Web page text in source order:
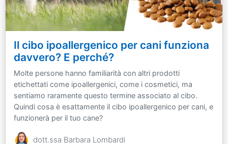
Il cibo ipoallergenico per cani funziona
davvero? E perché?
Molte persone hanno familiarità con altri prodotti
etichettati come ipoallergenici, come i cosmetici, ma
sentiamo raramente questo termine associato al cibo.
Quindi cosa è esattamente il cibo ipoallergenico per cani, e
funzionerà per il tuo cane?
dott.ssa Barbara Lombardi